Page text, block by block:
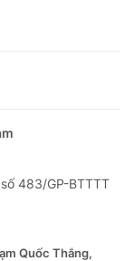
483/GP-BTTTT
Quốc Thắng,